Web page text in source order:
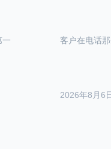
一
2026年8月6
客户在电话